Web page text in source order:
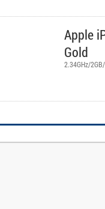
Apple
Gold
2.34GHz/